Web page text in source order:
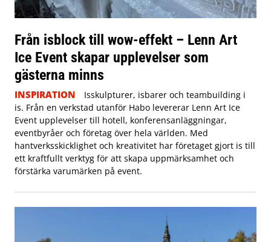
Från isblock till wow-effekt – Lenn Art
Ice Event skapar upplevelser som
gästerna minns
INSPIRATION
Isskulpturer, isbarer och teambuilding i
is. Från en verkstad utanför Habo levererar Lenn Art Ice
Event upplevelser till hotell, konferensanläggningar,
eventbyråer och företag över hela världen. Med
hantverksskicklighet och kreativitet har företaget gjort is till
ett kraftfullt verktyg för att skapa uppmärksamhet och
förstärka varumärken på event.